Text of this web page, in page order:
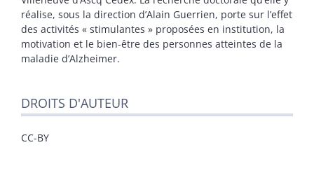
réalise, sous la direction d’Alain Guerrien, porte sur l’effet
des activités « stimulantes » proposées en institution, la
motivation et le bien-être des personnes atteintes de la
maladie d’Alzheimer.
DROITS D'AUTEUR
CC-BY